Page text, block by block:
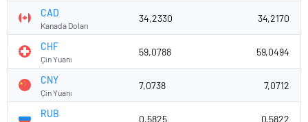
CAD
Kanada Doları
34,2330 34,2170
CHF
Çin Yuanı
59,0788 59,0494
CNY
Çin Yuanı
7,0738 7,0712
RUB 0,5825 0,5822